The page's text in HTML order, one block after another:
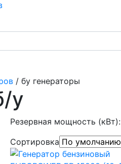
/ бу генераторы
у
Резервная мощность (кВт):
Сортировка